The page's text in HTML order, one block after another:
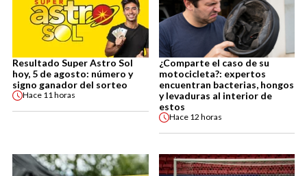
Resultado Super Astro Sol
hoy, 5 de agosto: número y
signo ganador del sorteo
Hace 11 horas
¿Comparte el caso de su
motocicleta?: expertos
encuentran bacterias, hongos
y levaduras al interior de
estos
Hace 12 horas